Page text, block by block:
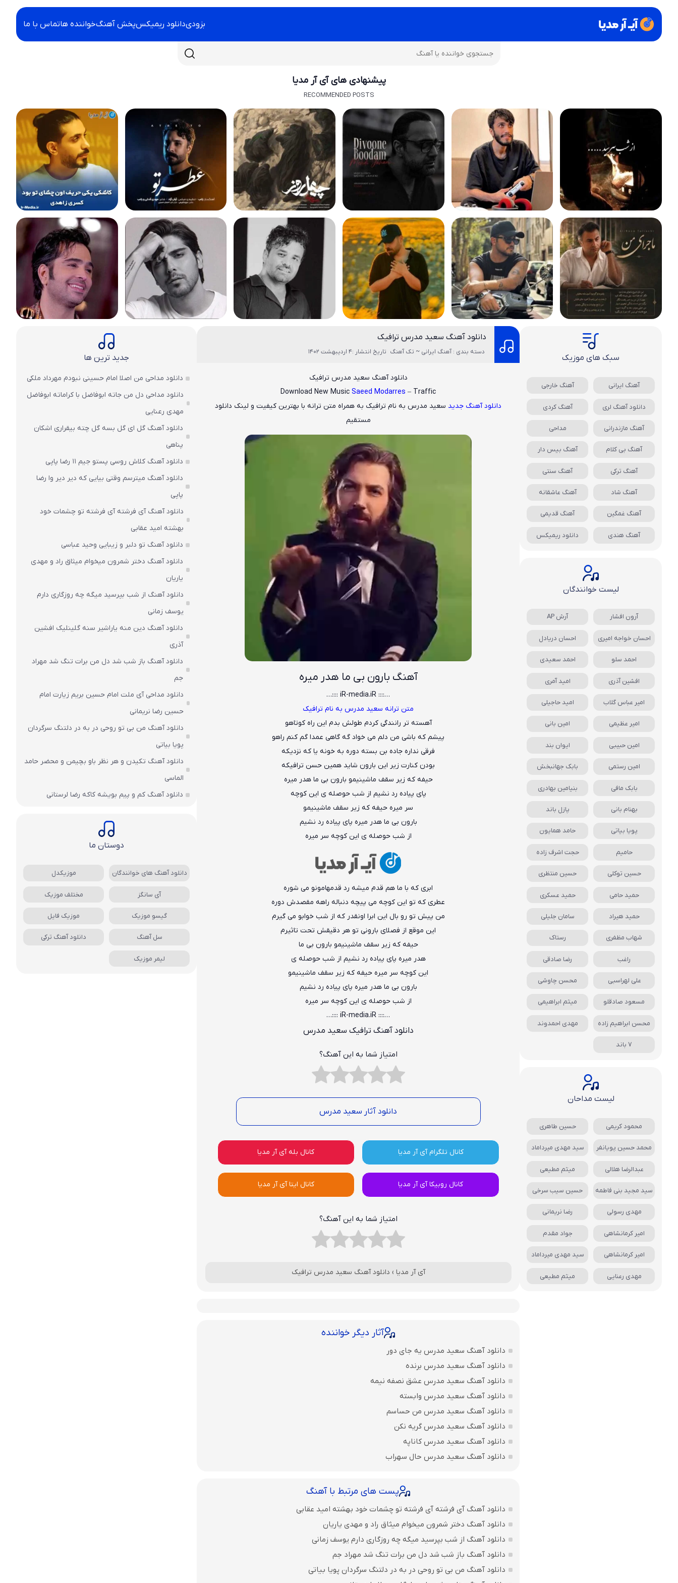
بزودیدانلود ریمیکسپخش آهنگخواننده هاتماس با ما
پیشنهادی های آی آر مدیا
RECOMMENDED POSTS
دانلود آهنگ سعید مدرس ترافیک
دسته بندی : آهنگ ایرانی ~ تک آهنگ تاریخ انتشار :4 اردیبهشت 1402
دانلود آهنگ سعید مدرس ترافیک
Download New Music Saeed Modarres– Traffic
دانلود آهنگ جدید سعید مدرس به نام ترافیک به همراه متن ترانه با بهترین کیفیت و لینک دانلود
مستقیم
آهنگ بارون بی ما هدر میره
…:::: iR-media.iR ::::…
متن ترانه سعید مدرس به نام ترافیک
آهسته تر رانندگی کردم طولش بدم این راه کوتاهو
پیشم که باشی من دلم می خواد گه گاهی عمدا گم کنم راهو
فرقی نداره جاده بن بسته دوره به خونه یا که نزدیکه
بودن کنارت زیر این بارون شاید همین حسن ترافیکه
حیفه که زیر سقف ماشینیمو بارون بی ما هدر میره
پای پیاده رد نشیم از شب حوصله ی این کوچه
سر میره حیفه که زیر سقف ماشینیمو
بارون بی ما هدر میره پای پیاده رد نشیم
از شب حوصله ی این کوچه سر میره
ابری که با ما هم قدم میشه رد قدمهامونو می شوره
عطری که تو این کوچه می پیچه دنباله راهه مقصدش دوره
من پیش تو رو بال این ابرا اونقدر که از شب خوابو می گیرم
این موقع از فصلای بارونی تو هر دقیقش تحت تاثیرم
حیفه که زیر سقف ماشینیمو بارون بی ما
هدر میره پای پیاده رد نشیم از شب حوصله ی
این کوچه سر میره حیفه که زیر سقف ماشینیمو
بارون بی ما هدر میره پای پیاده رد نشیم
از شب حوصله ی این کوچه سر میره
…:::: iR-media.iR ::::…
دانلود آهنگ ترافیک سعید مدرس
امتیاز شما به این آهنگ؟
دانلود آثار سعید مدرس
کانال تلگرام آی آر مدیا کانال بله آی آر مدیا
کانال روبیکا آی آر مدیا کانال ایتا آی آر مدیا
امتیاز شما به این آهنگ؟
آی آر مدیا › دانلود آهنگ سعید مدرس ترافیک
آثار دیگر خواننده
دانلود آهنگ سعید مدرس یه جای دور
دانلود آهنگ سعید مدرس برنده
دانلود آهنگ سعید مدرس عشق نصفه نیمه
دانلود آهنگ سعید مدرس وابسته
دانلود آهنگ سعید مدرس من حساسم
دانلود آهنگ سعید مدرس گریه نکن
دانلود آهنگ سعید مدرس کاناپه
دانلود آهنگ سعید مدرس حال سهراب
پست های مرتبط با آهنگ
دانلود آهنگ آی فرشته آی فرشته تو چشمات خود بهشته امید عقابی
دانلود آهنگ دختر شمرون میخوام میثاق راد و مهدی یاریان
دانلود آهنگ از شب بپرسید میگه چه روزگاری دارم یوسف زمانی
دانلود آهنگ باز شب شد دل من برات تنگ شد مهراد جم
دانلود آهنگ من بی تو روحی در به در دلتنگ سرگردان پویا بیاتی
سبک های موزیک
آهنگ ایرانی آهنگ خارجی
دانلود آهنگ لری آهنگ کردی
آهنگ مازندرانی مداحی
آهنگ بی کلام آهنگ بیس دار
آهنگ ترکی آهنگ سنتی
آهنگ شاد آهنگ عاشقانه
آهنگ غمگین آهنگ قدیمی
آهنگ هندی دانلود ریمیکس
لیست خوانندگان
آرون افشار آرش AP
احسان خواجه امیری احسان دریادل
احمد سلو احمد سعیدی
افشین آذری امید آمری
امیر عباس گلاب امید حاجیلی
امیر عظیمی امین بانی
امین حبیبی ایوان بند
امین رستمی بابک جهانبخش
بابک مافی بنیامین بهادری
بهنام بانی پازل باند
پویا بیاتی حامد همایون
حامیم حجت اشرف زاده
حسین توکلی حسین منتظری
حمید حامی حمید عسکری
حمید هیراد سامان جلیلی
شهاب مظفری رستاک
راغب رضا صادقی
علی لهراسبی محسن چاوشی
مسعود صادقلو میثم ابراهیمی
محسن ابراهیم زاده مهدی احمدوند
7 باند
لیست مداحان
محمود کریمی حسین طاهری
محمد حسین پویانفر سید مهدی میرداماد
عبدالرضا هلالی میثم مطیعی
سید مجید بنی فاطمه حسین سیب سرخی
مهدی رسولی رضا نریمانی
امیر کرمانشاهی جواد مقدم
امیر کرمانشاهی سید مهدی میرداماد
مهدی رعنایی میثم مطیعی
جدید ترین ها
دانلود مداحی من اصلا امام حسینی نبودم مهرداد ملکی
دانلود مداحی دل من جاته ابوفاضل با کراماته ابوفاضل
مهدی رعنایی
دانلود آهنگ گل ای گل بسه گل چته بیقراری اشکان
پناهی
دانلود آهنگ کلاش روسی پستو جیم ۱۱ رضا پاپی
دانلود آهنگ میترسم وقتی بیایی که دیر دیر وا رضا
پاپی
دانلود آهنگ آی فرشته آی فرشته تو چشمات خود
بهشته امید عقابی
دانلود آهنگ تو دلبر و زیبایی وحید عباسی
دانلود آهنگ دختر شمرون میخوام میثاق راد و مهدی
یاریان
دانلود آهنگ از شب بپرسید میگه چه روزگاری دارم
یوسف زمانی
دانلود آهنگ دین منه یاراشیر سنه گلینلیک افشین
آذری
دانلود آهنگ باز شب شد دل من برات تنگ شد مهراد
جم
دانلود مداحی آی ملت امام حسین بریم زیارت امام
حسین رضا نریمانی
دانلود آهنگ من بی تو روحی در به در دلتنگ سرگردان
پویا بیاتی
دانلود آهنگ تکیدن و هر نظر باو بچیمن و محضر حامد
الماسی
دانلود آهنگ کم و پیم بویشه کاکه رضا لرستانی
دوستان ما
دانلود آهنگ های خوانندگان موزیکدل
آی سانگز مختلف موزیک
گیسو موزیک موزیک فایل
سل آهنگ دانلود آهنگ ترکی
لیمر موزیک